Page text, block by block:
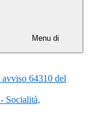
Menu di
64310 del
Socialità,